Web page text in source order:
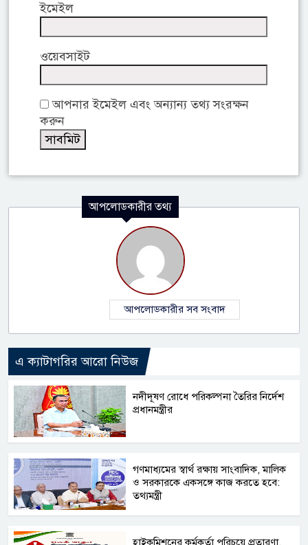
ইমেইল
ওয়েবসাইট
আপনার ইমেইল এবং অন্যান্য তথ্য সংরক্ষন
করুন
আপলোডকারীর তথ্য
আপলোডকারীর সব সংবাদ
এ ক্যাটাগরির আরো নিউজ
নদীদূষণ রোধে পরিকল্পনা তৈরির নির্দেশ
প্রধানমন্ত্রীর
গণমাধ্যমের স্বার্থ রক্ষায় সাংবাদিক, মালিক
ও সরকারকে একসঙ্গে কাজ করতে হবে:
তথ্যমন্ত্রী
হাইকমিশনের কর্মকর্তা পরিচয়ে প্রতারণা,